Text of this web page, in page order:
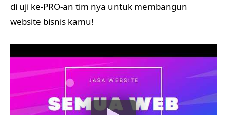
di uji ke-PRO-an tim nya untuk membangun
website bisnis kamu!